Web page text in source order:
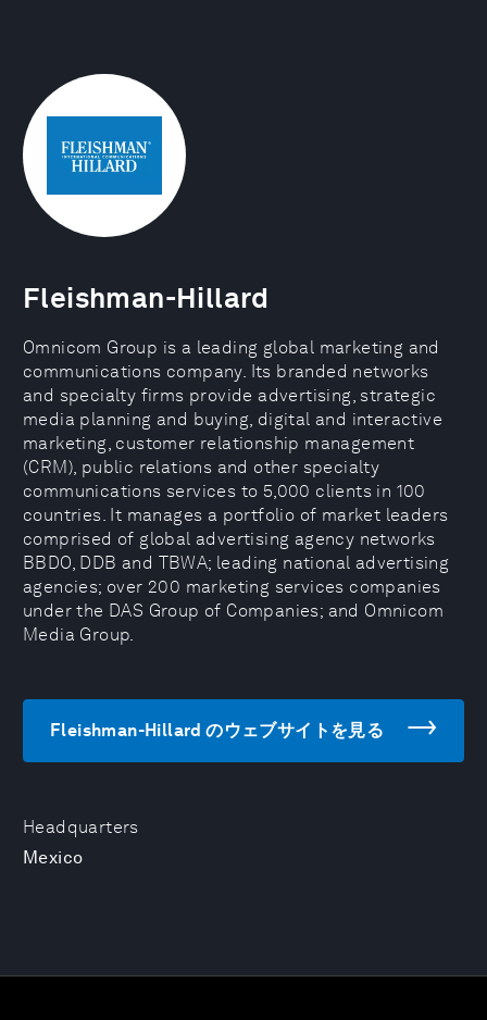
Headquarters
Mexico
Fleishman-Hillard
Omnicom Group is a leading global marketing and
communications company. Its branded networks
and specialty firms provide advertising, strategic
media planning and buying, digital and interactive
marketing, customer relationship management
(CRM), public relations and other specialty
communications services to 5,000 clients in 100
countries. It manages a portfolio of market leaders
comprised of global advertising agency networks
BBDO, DDB and TBWA; leading national advertising
agencies; over 200 marketing services companies
under the DAS Group of Companies; and Omnicom
Media Group.
Fleishman-Hillard のウェブサイトを見る